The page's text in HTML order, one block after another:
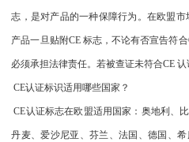
志，是对产品的一种保障行为。在欧盟
产品一旦贴附CE 标志，不论有否宣告符
必须承担法律责任。若被查证未符合CE
CE认证标识适用哪些国家？
CE认证标志在欧盟适用国家：奥地利、
丹麦、爱沙尼亚、芬兰、法国、德国、